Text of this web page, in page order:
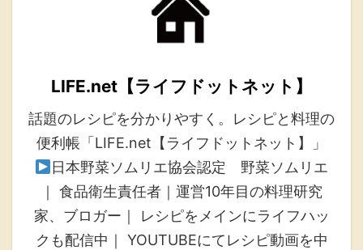
LIFE.net【ライフドットネット】
話題のレシピを分かりやすく。レシピと料理の
便利帳「LIFE.net【ライフドットネット】」
日本野菜ソムリエ協会認定 野菜ソムリエ
｜ 食品衛生責任者｜運営10年目の料理研究
家、ブロガー｜ レシピをメインにライフハッ
クも配信中｜ YOUTUBEにてレシピ動画を中